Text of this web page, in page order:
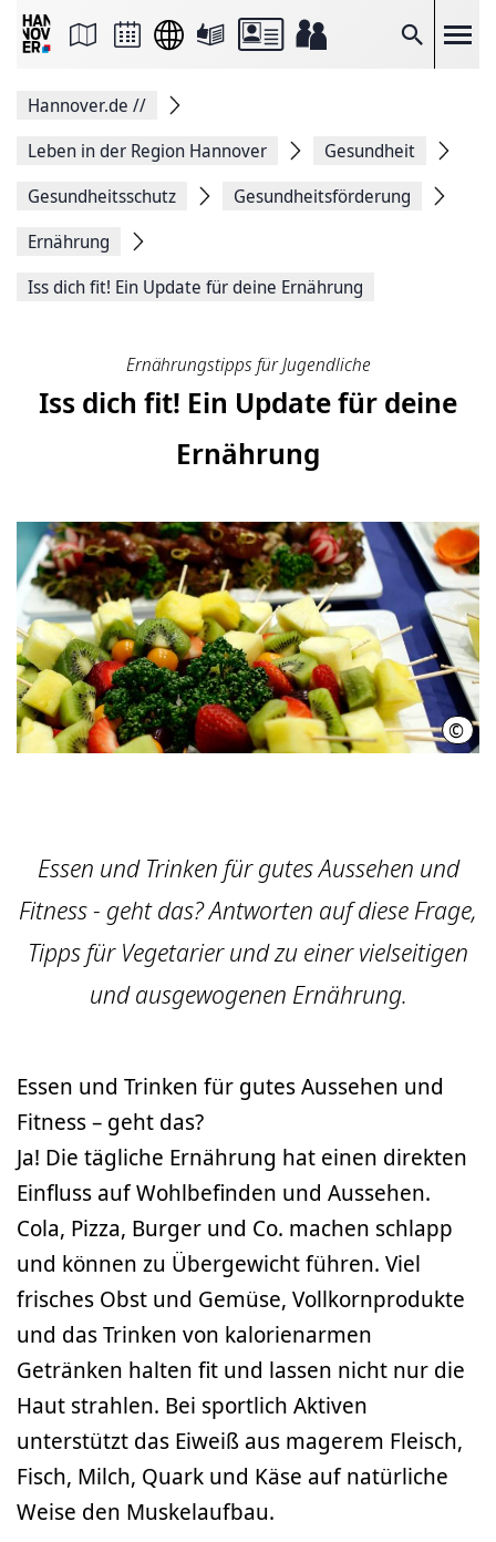
Suche
Seite
Facebook
teilen
Seitenlink
Seite
Hannover.de //
Leben in der Region Hannover
Gesundheit
Gesundheitsschutz
Gesundheitsförderung
Ernährung
Iss dich fit! Ein Update für deine Ernährung
Ernährungstipps für Jugendliche
Iss dich fit! Ein Update für deine
Ernährung
©
Essen und Trinken für gutes Aussehen und
Fitness - geht das? Antworten auf diese Frage,
Tipps für Vegetarier und zu einer vielseitigen
und ausgewogenen Ernährung.
Essen und Trinken für gutes Aussehen und
Fitness – geht das?
Ja! Die tägliche Ernährung hat einen direkten
Einfluss auf Wohlbefinden und Aussehen.
Cola, Pizza, Burger und Co. machen schlapp
und können zu Übergewicht führen. Viel
frisches Obst und Gemüse, Vollkornprodukte
und das Trinken von kalorienarmen
Getränken halten fit und lassen nicht nur die
Haut strahlen. Bei sportlich Aktiven
unterstützt das Eiweiß aus magerem Fleisch,
Fisch, Milch, Quark und Käse auf natürliche
Weise den Muskelaufbau.